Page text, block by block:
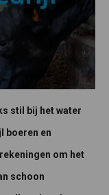
stil bij het water
boeren en
om het
schoon